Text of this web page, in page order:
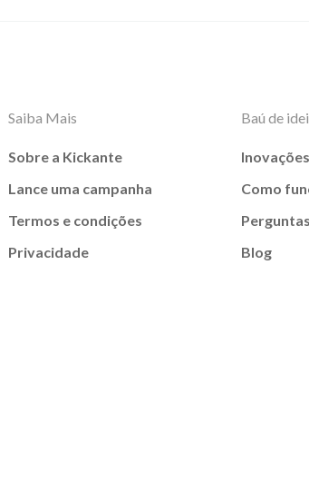
Saiba Mais
Sobre a Kickante
Lance uma campanha
Termos e condições
Privacidade
Baú de
Inovações
Como
Blog